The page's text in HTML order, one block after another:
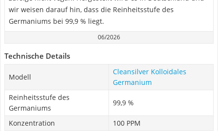
wir weisen darauf hin, dass die Reinheitsstufe des
Germaniums bei 99,9 % liegt.
06/2026
Technische Details
Modell
Cleansilver Kolloidales
Germanium
Reinheitsstufe des
Germaniums
99,9 %
Konzentration 100 PPM